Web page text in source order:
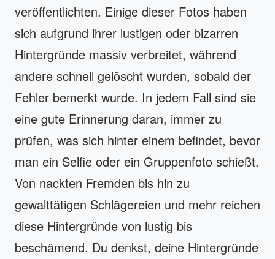
veröffentlichten. Einige dieser Fotos haben
sich aufgrund ihrer lustigen oder bizarren
Hintergründe massiv verbreitet, während
andere schnell gelöscht wurden, sobald der
Fehler bemerkt wurde. In jedem Fall sind sie
eine gute Erinnerung daran, immer zu
prüfen, was sich hinter einem befindet, bevor
man ein Selfie oder ein Gruppenfoto schießt.
Von nackten Fremden bis hin zu
gewalttätigen Schlägereien und mehr reichen
diese Hintergründe von lustig bis
beschämend. Du denkst, deine Hintergründe